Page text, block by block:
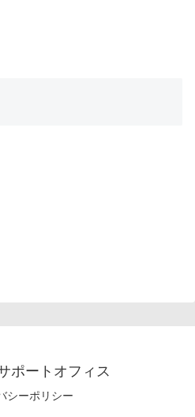
ポートオフィス
シーポリシー